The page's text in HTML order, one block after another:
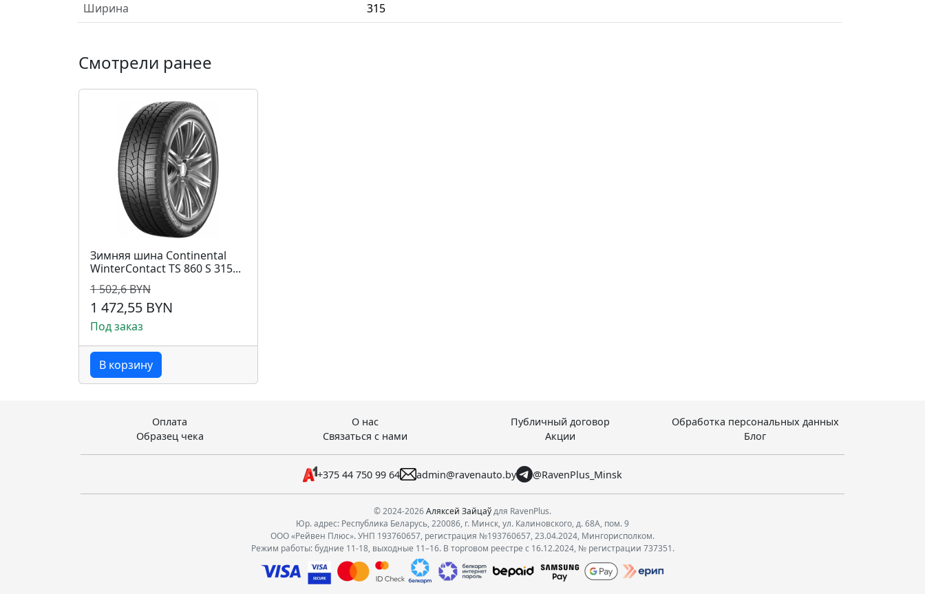
Ширина
315
Смотрели ранее
Зимняя шина Continental
WinterContact TS 860 S 315...
1 502,6 BYN
1 472,55 BYN
Под заказ
В корзину
Оплата О нас Публичный договор
Обработка персональных данных
Образец чека
Связаться с нами Акции Блог
+375 44 750 99 64 admin@ravenauto.by @RavenPlus_Minsk
© 2024-2026Аляксей Зайцаўдля RavenPlus.
Юр. адрес: Республика Беларусь, 220086, г. Минск, ул. Калиновского, д. 68А, пом. 9
ООО «Рейвен Плюс». УНП 193760657, регистрация №193760657, 23.04.2024, Мингорисполком.
Режим работы: будние 11-18, выходные 11–16. В торговом реестре с 16.12.2024, № регистрации 737351.